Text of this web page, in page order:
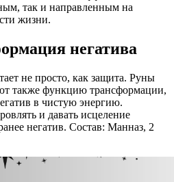
так и направленным на
жизни.
негатива
не просто, как защита. Руны
также функцию трансформации,
в чистую энергию.
и давать исцеление
негатив. Состав: Манназ, 2